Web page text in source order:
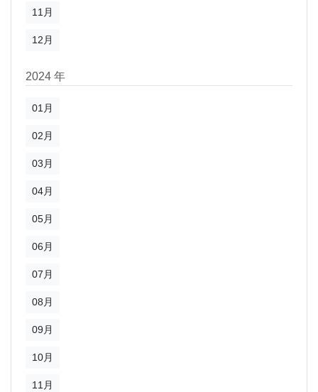
11月
12月
2024 年
01月
02月
03月
04月
05月
06月
07月
08月
09月
10月
11月